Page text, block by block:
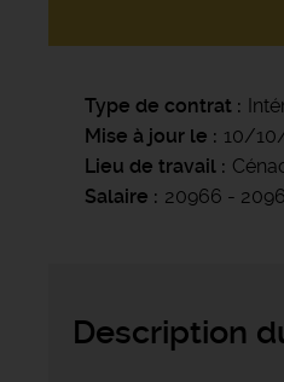
Type de contrat
Mise à jour le
10/
Lieu de travail
Salaire
20966 -
Description